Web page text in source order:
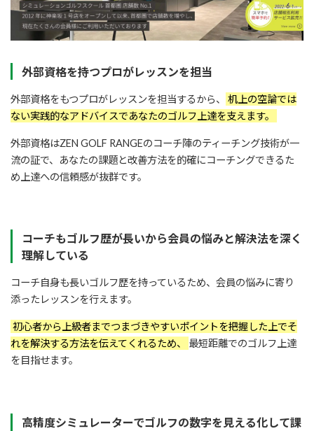
外部資格を持つプロがレッスンを担当
外部資格をもつプロがレッスンを担当するから、
机上の空論では
ない実践的なアドバイスであなたのゴルフ上達を支えます。
外部資格はZEN GOLF RANGEのコーチ陣のティーチング技術が一
流の証で、あなたの課題と改善方法を的確にコーチングできるた
め上達への信頼感が抜群です。
コーチもゴルフ歴が長いから会員の悩みと解決法を深く
理解している
コーチ自身も長いゴルフ歴を持っているため、会員の悩みに寄り
添ったレッスンを行えます。
初心者から上級者までつまづきやすいポイントを把握した上でそ
れを解決する方法を伝えてくれるため、 最短距離でのゴルフ上達
を目指せます。
高精度シミュレーターでゴルフの数字を見える化して課